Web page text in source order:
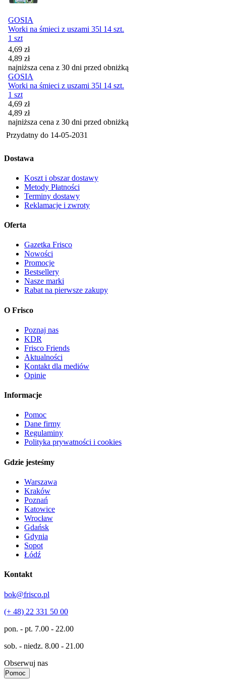
GOSIA
Worki na śmieci z uszami 35l 14 szt.
1 szt
Cena promocyjna
4,69 zł
4,89 zł
najniższa cena z 30 dni przed obniżką
GOSIA
Worki na śmieci z uszami 35l 14 szt.
1 szt
Cena promocyjna
4,69 zł
4,89 zł
najniższa cena z 30 dni przed obniżką
Przydatny do 14-05-2031
Dostawa
Koszt i obszar dostawy
Metody Płatności
Terminy dostawy
Reklamacje i zwroty
Oferta
Gazetka Frisco
Nowości
Promocje
Bestsellery
Nasze marki
Rabat na pierwsze zakupy
O Frisco
Poznaj nas
KDR
Frisco Friends
Aktualności
Kontakt dla mediów
Opinie
Informacje
Pomoc
Dane firmy
Regulaminy
Polityka prywatności i cookies
Gdzie jesteśmy
Warszawa
Kraków
Poznań
Katowice
Wrocław
Gdańsk
Gdynia
Sopot
Łódź
Kontakt
bok@frisco.pl
(+ 48) 22 331 50 00
pon. - pt. 7.00 - 22.00
sob. - niedz. 8.00 - 21.00
Obserwuj nas
Pomoc